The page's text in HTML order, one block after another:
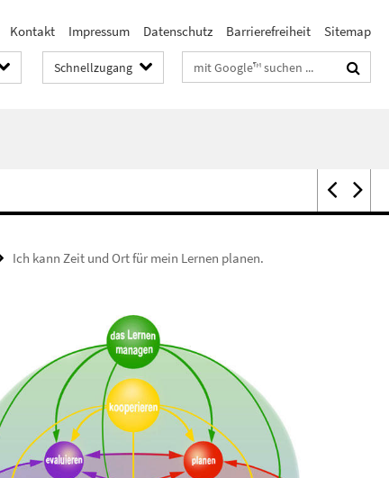
Kontakt Impressum Datenschutz Barrierefreiheit Sitemap
Schnellzugang Suchbegriffe
Ich kann Zeit und Ort für mein Lernen planen.